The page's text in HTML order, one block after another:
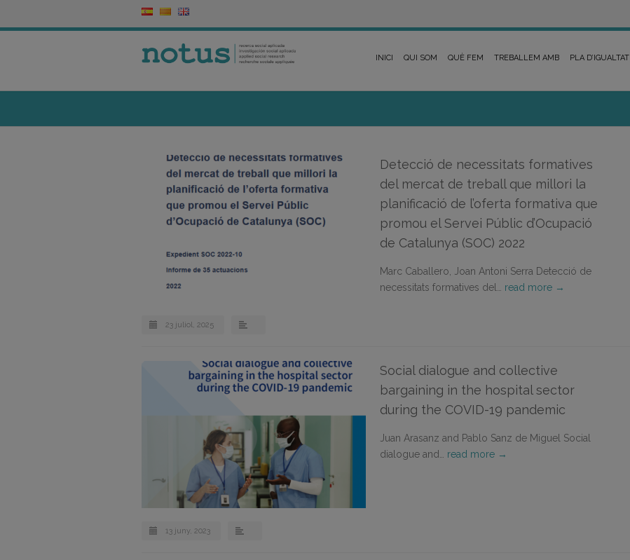
INICI QUI SOM QUÈ FEM TREBALLEM AMB PLA D’IGUALTAT
Detecció de necessitats formatives
del mercat de treball que millori la
planificació de l’oferta formativa que
promou el Servei Públic d’Ocupació
de Catalunya (SOC) 2022
Marc Caballero, Joan Antoni Serra Detecció de
necessitats formatives del… read more →
23 juliol, 2025
Social dialogue and collective
bargaining in the hospital sector
during the COVID-19 pandemic
Juan Arasanz and Pablo Sanz de Miguel Social
dialogue and… read more →
13 juny, 2023